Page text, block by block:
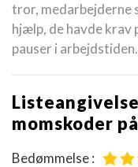
tror, medarbejderne
hjælp, de havde krav
pauser i
momskoder
Bedømmelse :